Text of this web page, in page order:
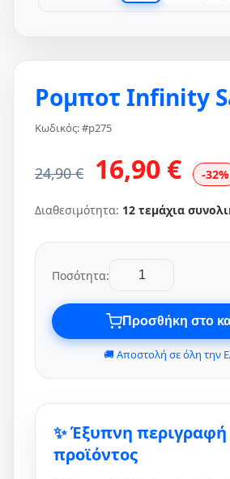
Ρομποτ Infinity
Κωδικός: #p275
24,90 € 16,90 € -32%
Διαθεσιμότητα: 12 τεμάχια
Ποσότητα:
Προσθήκη στο
🚚 Αποστολή σε όλη την
✨ Έξυπνη περιγραφή
προϊόντος